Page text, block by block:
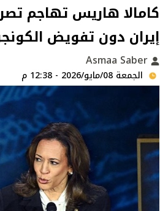
كامالا هاريس تهاجم
إيران دون تفويض
الجمعة 08/مايو/2026 - 12:38 م